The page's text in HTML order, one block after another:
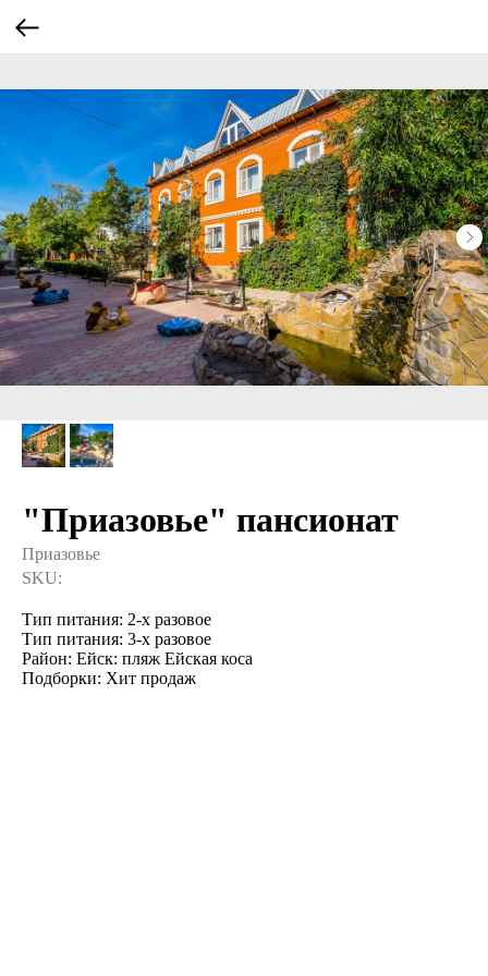
"Приазовье" пансионат
Приазовье
SKU:
Тип питания: 2-х разовое
Тип питания: 3-х разовое
Район: Ейск: пляж Ейская коса
Подборки: Хит продаж